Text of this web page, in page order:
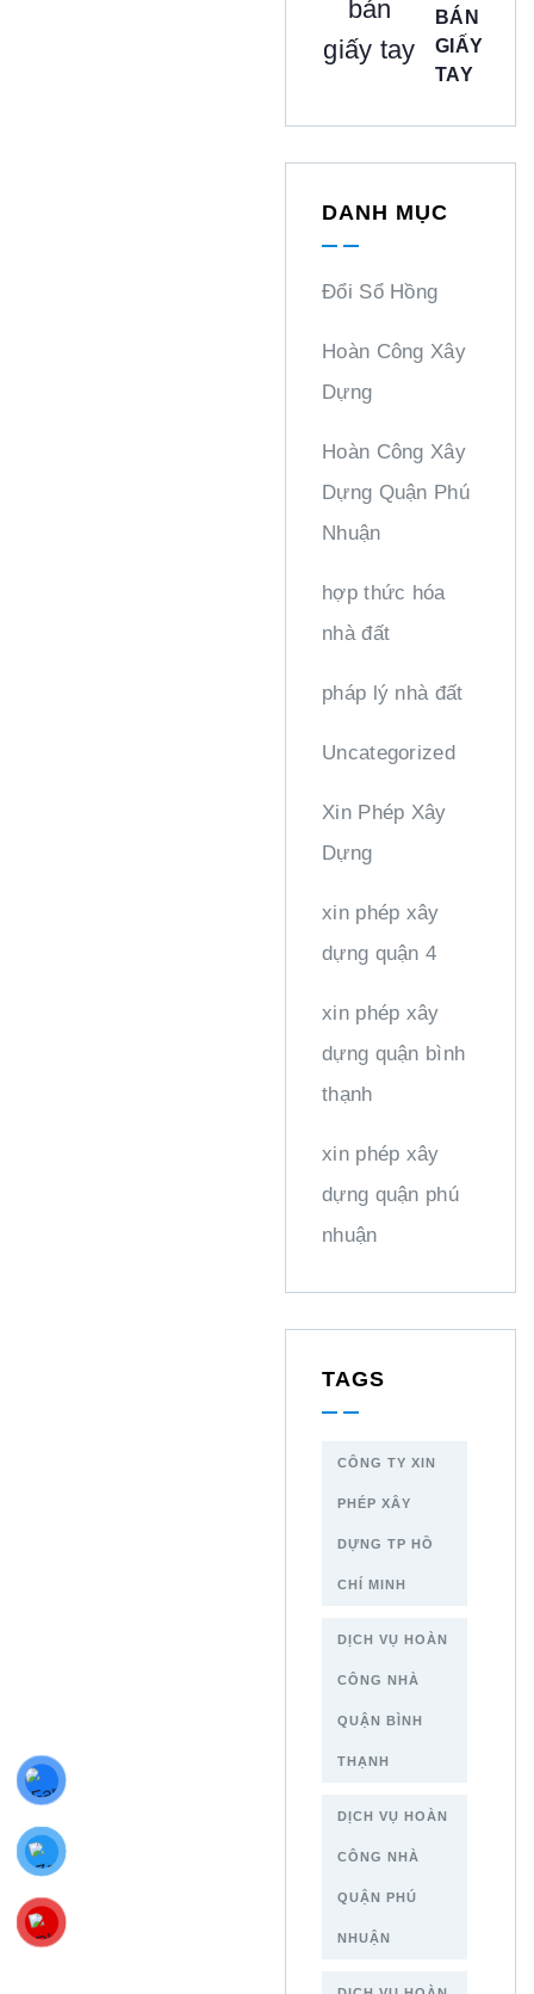
BÁN
GIẤY
TAY
DANH MỤC
Đổi Sổ Hồng
Hoàn Công Xây
Dựng
Hoàn Công Xây
Dựng Quận Phú
Nhuận
hợp thức hóa
nhà đất
pháp lý nhà đất
Uncategorized
Xin Phép Xây
Dựng
xin phép xây
dựng quận 4
xin phép xây
dựng quận bình
thạnh
xin phép xây
dựng quận phú
nhuận
TAGS
CÔNG TY XIN
PHÉP XÂY
DỰNG TP HỒ
CHÍ MINH
DỊCH VỤ HOÀN
CÔNG NHÀ
QUẬN BÌNH
THẠNH
DỊCH VỤ HOÀN
CÔNG NHÀ
QUẬN PHÚ
NHUẬN